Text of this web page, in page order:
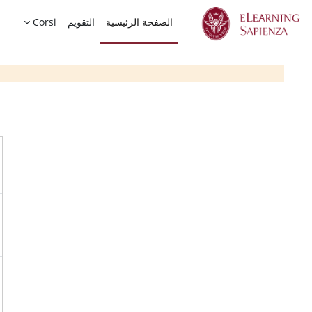
تخطى إلى المحتوى الرئيسي
الصفحة الرئيسية
التقويم Corsi